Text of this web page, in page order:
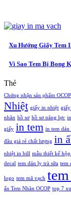
Xu Hướng Giấy Tem
Vì Sao Tem Bị Bong
Thẻ
Chứng nhận sản phẩm OCOP
Nhiệt giấy in nhiệt giấy
nhãn hồ sơ hồ sơ năng lực
giấy in tem in tem dán
đâu giá rẻ chất lượng in
nhiệt in bill mẫu thiết kế
decal tem dán ly trà sữa tem
logo tem mã vạch
ấn Tem Nhãn OCOP top 7